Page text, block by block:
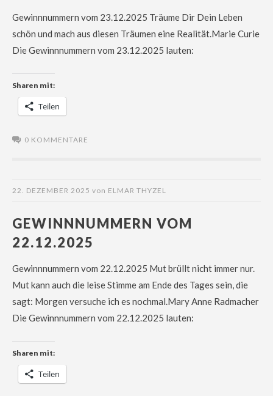
Gewinnnummern vom 23.12.2025 Träume Dir Dein Leben
schön und mach aus diesen Träumen eine Realität.Marie Curie
Die Gewinnnummern vom 23.12.2025 lauten:
Sharen mit:
Teilen
0 KOMMENTARE
22. DEZEMBER 2025 von ELMAR THYZEL
GEWINNNUMMERN VOM
22.12.2025
Gewinnnummern vom 22.12.2025 Mut brüllt nicht immer nur.
Mut kann auch die leise Stimme am Ende des Tages sein, die
sagt: Morgen versuche ich es nochmal.Mary Anne Radmacher
Die Gewinnnummern vom 22.12.2025 lauten:
Sharen mit:
Teilen